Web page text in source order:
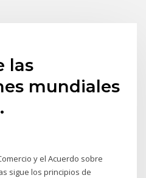
las
mundiales
y el Acuerdo sobre
sigue los principios de